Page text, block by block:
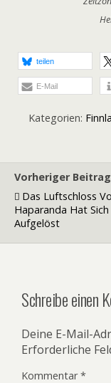
teilen
E-Mail
Kategorien:
Vorheriger Beitrag
Das Luftschloss
Haparanda Hat Sich
Aufgelöst
Schreibe einen
Deine E-Mail-
Erforderliche
Kommentar*